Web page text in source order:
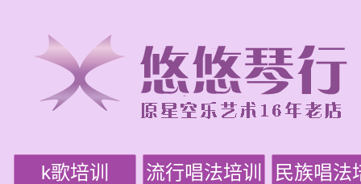
k歌培训 流行唱法培训 民族唱法